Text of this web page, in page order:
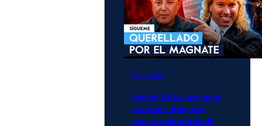
Momentos
Sergio Rojas asegura
no tener abogado
para la demanda de